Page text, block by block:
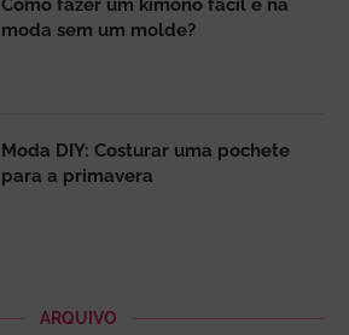
Como fazer um kimono fácil e na
moda sem um molde?
Moda DIY: Costurar uma pochete
para a primavera
ARQUIVO